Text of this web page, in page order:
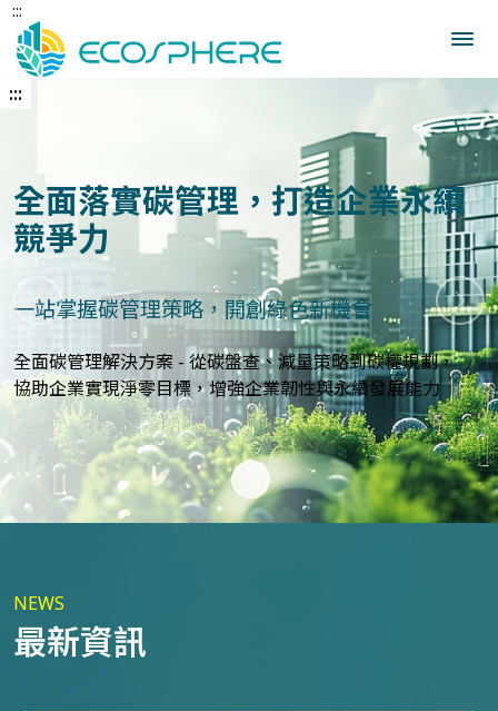
跳
到
中
內
:::
:::
建立企業永續發展藍圖
打造符合國際標準的永續報告與指標體系
永續報告與ESG評估服務 - 精準分析永續績效，規劃符合
GRI、
SASB等國際標準的報告策略，提升企業永續價值與形象
上一張 下一
NEWS
最新資訊